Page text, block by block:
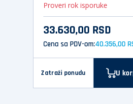
Proveri rok isporuke
33.630,00 RSD
Cena sa PDV-om:40.356,00
Zatraži ponudu U